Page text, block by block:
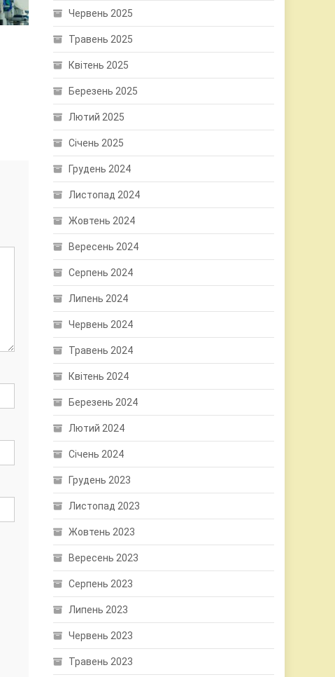
Червень 2025
Травень 2025
Квітень 2025
Березень 2025
Лютий 2025
Січень 2025
Грудень 2024
Листопад 2024
Жовтень 2024
Вересень 2024
Серпень 2024
Липень 2024
Червень 2024
Травень 2024
Квітень 2024
Березень 2024
Лютий 2024
Січень 2024
Грудень 2023
Листопад 2023
Жовтень 2023
Вересень 2023
Серпень 2023
Липень 2023
Червень 2023
Травень 2023